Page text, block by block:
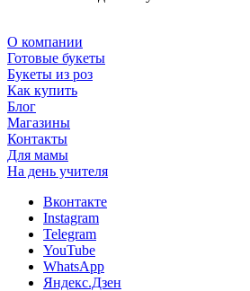
О компании
Готовые букеты
Букеты из роз
Как купить
Блог
Магазины
Контакты
Для мамы
На день учителя
Вконтакте
Instagram
Telegram
YouTube
WhatsApp
Яндекс.Дзен